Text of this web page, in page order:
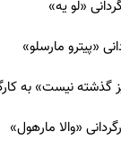
«لو یه»
«پیترو مارسلو»
گذشته نیست» به
«والا مارهول»